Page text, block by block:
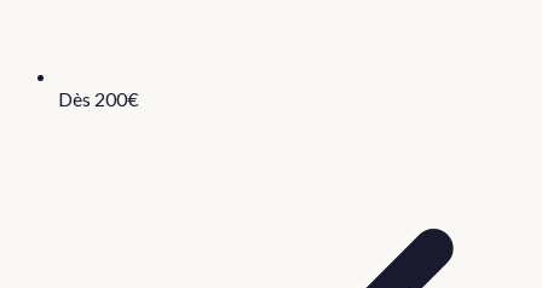
Dès 200€